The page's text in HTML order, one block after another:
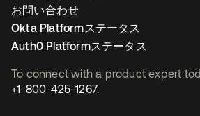
To connect with a product expert
+1-800-425-1267.
お問い合わせ
Okta Platformステータス
Auth0 Platformステータス